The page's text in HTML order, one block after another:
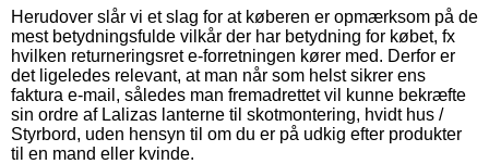
Herudover slår vi et slag for at køberen er opmærksom på de
mest betydningsfulde vilkår der har betydning for købet, fx
hvilken returneringsret e-forretningen kører med. Derfor er
det ligeledes relevant, at man når som helst sikrer ens
faktura e-mail, således man fremadrettet vil kunne bekræfte
sin ordre af Lalizas lanterne til skotmontering, hvidt hus /
Styrbord, uden hensyn til om du er på udkig efter produkter
til en mand eller kvinde.